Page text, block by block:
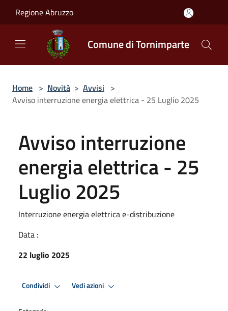
Regione Abruzzo
Comune di Tornimparte
Home > Novità > Avvisi >
Avviso interruzione energia elettrica - 25 Luglio 2025
Avviso interruzione
energia elettrica - 25
Luglio 2025
Interruzione energia elettrica e-distribuzione
Data :
22 luglio 2025
Condividi Vedi azioni